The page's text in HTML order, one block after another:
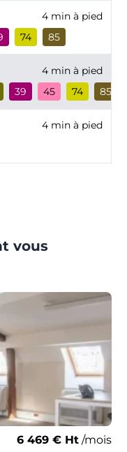
4 min à pied
74 85
4 min à pied
39 45 74 85
4 min à pied
vous
6 469 € Ht/mois